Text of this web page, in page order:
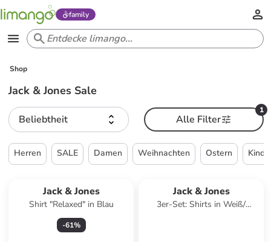
family
Shop
Jack & Jones Sale
Beliebtheit
1
Alle Filter
Herren SALE Damen Weihnachten Ostern
Jack & Jones
Shirt "Relaxed" in Blau
-61%
Jack & Jones
3er-Set: Shirts in Weiß/